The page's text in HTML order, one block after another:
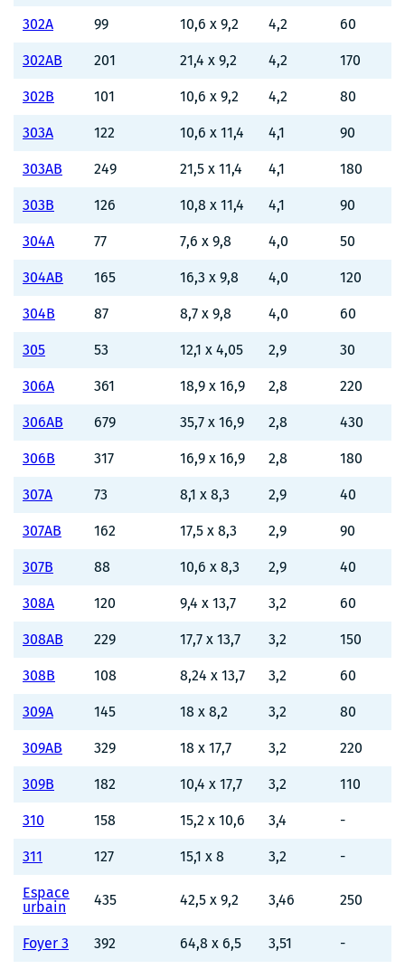
302A 99 10,6 x 9,2 4,2 60
302AB 201 21,4 x 9,2 4,2 170
302B 101 10,6 x 9,2 4,2 80
303A 122 10,6 x 11,4 4,1 90
303AB 249 21,5 x 11,4 4,1 180
303B 126 10,8 x 11,4 4,1 90
304A 77 7,6 x 9,8 4,0 50
304AB 165 16,3 x 9,8 4,0 120
304B 87 8,7 x 9,8 4,0 60
305 53 12,1 x 4,05 2,9 30
306A 361 18,9 x 16,9 2,8 220
306AB 679 35,7 x 16,9 2,8 430
306B 317 16,9 x 16,9 2,8 180
307A 73 8,1 x 8,3 2,9 40
307AB 162 17,5 x 8,3 2,9 90
307B 88 10,6 x 8,3 2,9 40
308A 120 9,4 x 13,7 3,2 60
308AB 229 17,7 x 13,7 3,2 150
308B 108 8,24 x 13,7 3,2 60
309A 145 18 x 8,2 3,2 80
309AB 329 18 x 17,7 3,2 220
309B 182 10,4 x 17,7 3,2 110
310 158 15,2 x 10,6 3,4 -
311 127 15,1 x 8 3,2 -
Espace
urbain
435 42,5 x 9,2 3,46 250
Foyer 3 392 64,8 x 6,5 3,51 -